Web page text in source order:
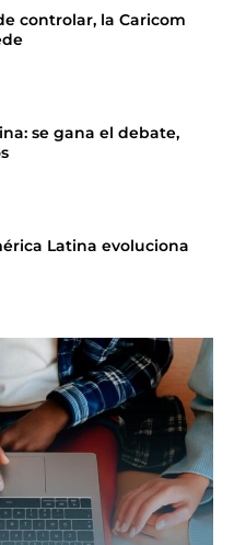
controlar, la Caricom
se gana el debate,
Latina evoluciona